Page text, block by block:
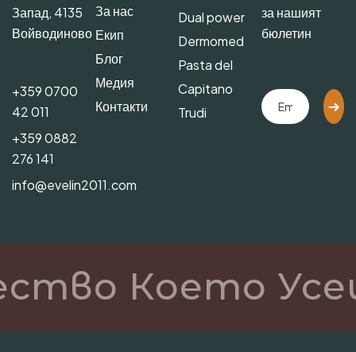
Запад, 4135
Войводиново
+359 0700
42 011
+359 0882
276 141
info@evelin2011.com
За нас
Екип
Блог
Медия
Контакти
Dual power
Dermomed
Pasta del
Capitano
Trudi
за нашият
бюлетин
Което